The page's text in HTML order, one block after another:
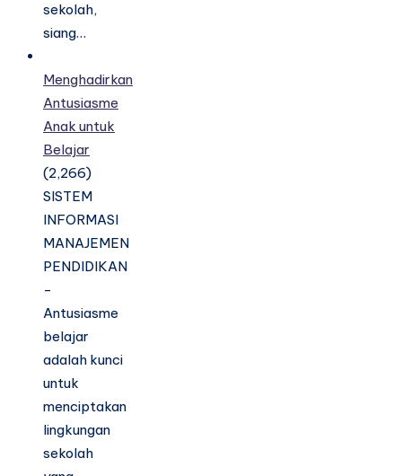
sekolah,
siang…
Menghadirkan
Antusiasme
Anak untuk
Belajar
(2,266)
SISTEM
INFORMASI
MANAJEMEN
PENDIDIKAN
-
Antusiasme
belajar
adalah kunci
untuk
menciptakan
lingkungan
sekolah